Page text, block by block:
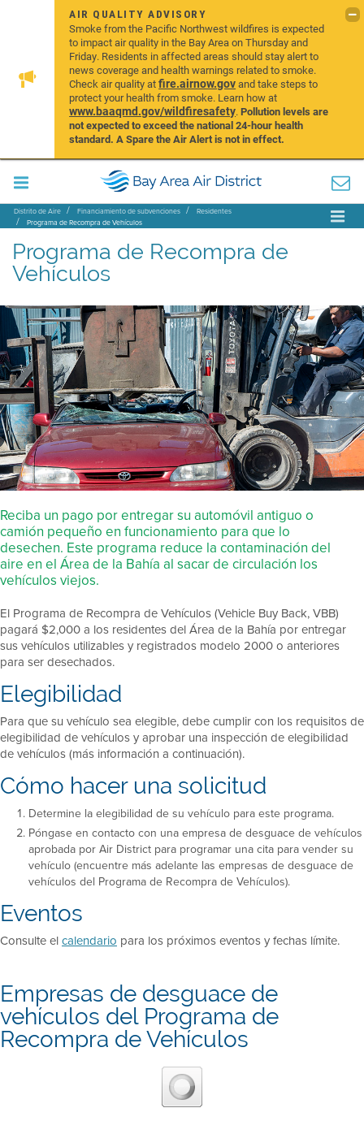
AIR QUALITY ADVISORY
Smoke from the Pacific Northwest wildfires is expected
to impact air quality in the Bay Area on Thursday and
Friday. Residents in affected areas should stay alert to
news coverage and health warnings related to smoke.
Check air quality atfire.airnow.govand take steps to
protect your health from smoke. Learn how at
www.baaqmd.gov/wildfiresafety.Pollution levels are
not expected to exceed the national 24-hour health
standard. A Spare the Air Alert is not in effect.
Distrito de Aire Financiamiento de subvenciones
Residentes
Programa de Recompra de Vehículos
Programa de Recompra de
Vehículos
Reciba un pago por entregar su automóvil antiguo o
camión pequeño en funcionamiento para que lo
desechen. Este programa reduce la contaminación del
aire en el Área de la Bahía al sacar de circulación los
vehículos viejos.
El Programa de Recompra de Vehículos (Vehicle Buy Back, VBB)
pagará $2,000 a los residentes del Área de la Bahía por entregar
sus vehículos utilizables y registrados modelo 2000 o anteriores
para ser desechados.
Elegibilidad
Para que su vehículo sea elegible, debe cumplir con los requisitos de
elegibilidad de vehículos y aprobar una inspección de elegibilidad
de vehículos (más información a continuación).
Cómo hacer una solicitud
Determine la elegibilidad de su vehículo para este programa.
Póngase en contacto con una empresa de desguace de vehículos
aprobada por Air District para programar una cita para vender su
vehículo (encuentre más adelante las empresas de desguace de
vehículos del Programa de Recompra de Vehículos).
Eventos
Consulte elcalendario para los próximos eventos y fechas límite.
Empresas de desguace de
vehículos del Programa de
Recompra de Vehículos